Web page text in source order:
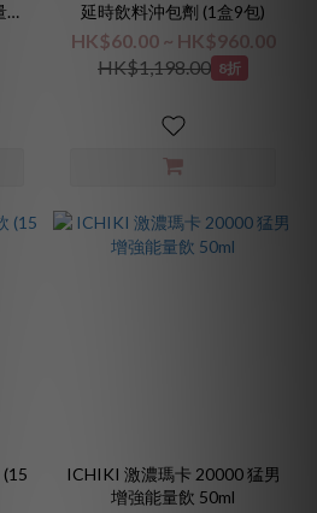
延時飲料沖包劑 (1盒9包)
HK$60.00 ~ HK$960.00
HK$1,198.00 8折
(15
ICHIKI 激濃瑪卡 20000 猛男
增強能量飲 50ml